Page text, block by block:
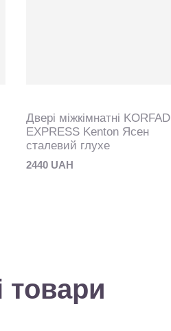
Двері міжкімнатні KORFAD
EXPRESS Kenton Ясен
сталевий глухе
2440 UAH
товари